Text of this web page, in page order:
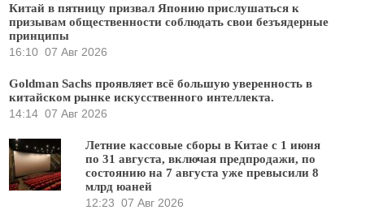
Китай в пятницу призвал Японию прислушаться к
призывам общественности соблюдать свои безъядерные
принципы
16:10 07 Авг 2026
Goldman Sachs проявляет всё большую уверенность в
китайском рынке искусственного интеллекта.
14:14 07 Авг 2026
Летние кассовые сборы в Китае с 1 июня
по 31 августа, включая предпродажи, по
состоянию на 7 августа уже превысили 8
млрд юаней
12:23 07 Авг 2026